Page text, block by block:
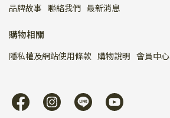
品牌故事 聯絡我們 最新消息
購物相關
隱私權及網站使用條款 購物說明 會員中心